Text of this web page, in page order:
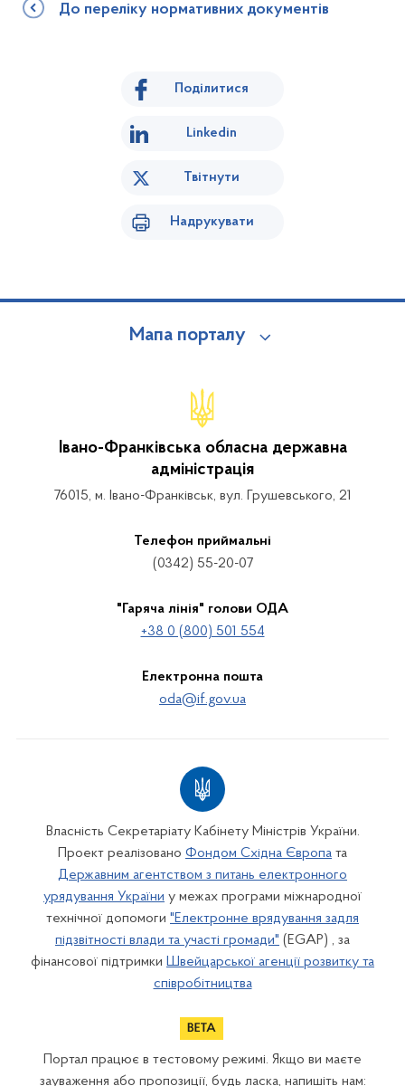
До переліку нормативних документів
Поділитися
Linkedin
Твітнути
Надрукувати
Мапа порталу
Івано-Франківська обласна державна
адміністрація
76015, м. Івано-Франківськ, вул. Грушевського, 21
Телефон приймальні
(0342) 55-20-07
"Гаряча лінія" голови ОДА
+38 0 (800) 501 554
Електронна пошта
oda@if.gov.ua
Власність Секретаріату Кабінету Міністрів України.
Проект реалізовано Фондом Східна Європа та
Державним агентством з питань електронного
урядування України у межах програми міжнародної
технічної допомоги "Електронне врядування задля
підзвітності влади та участі громади" (EGAP) , за
фінансової підтримки Швейцарської агенції розвитку та
співробітництва
Портал працює в тестовому режимі. Якщо ви маєте
зауваження або пропозиції, будь ласка, напишіть нам: